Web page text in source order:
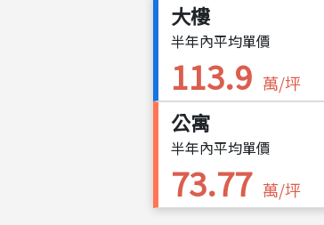
大樓
半年內平均單價
113.9 萬/坪
公寓
半年內平均單價
73.77 萬/坪